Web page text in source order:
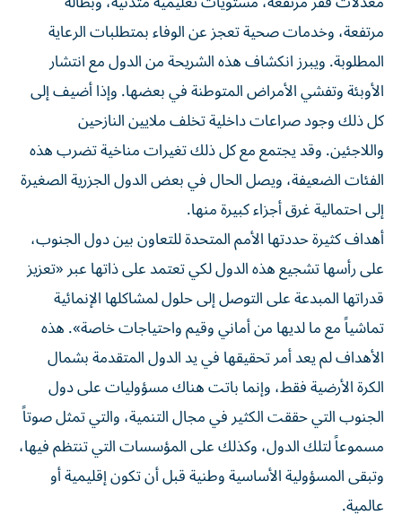
مرتفعة، وخدمات صحية تعجز عن الوفاء بمتطلبات الرعاية
المطلوبة. ويبرز انكشاف هذه الشريحة من الدول مع انتشار
الأوبئة وتفشي الأمراض المتوطنة في بعضها. وإذا أضيف إلى
كل ذلك وجود صراعات داخلية تخلف ملايين النازحين
واللاجئين. وقد يجتمع مع كل ذلك تغيرات مناخية تضرب هذه
الفئات الضعيفة، ويصل الحال في بعض الدول الجزرية الصغيرة
إلى احتمالية غرق أجزاء كبيرة منها.
أهداف كثيرة حددتها الأمم المتحدة للتعاون بين دول الجنوب،
على رأسها تشجيع هذه الدول لكي تعتمد على ذاتها عبر «تعزيز
قدراتها المبدعة على التوصل إلى حلول لمشاكلها الإنمائية
تماشياً مع ما لديها من أماني وقيم واحتياجات خاصة». هذه
الأهداف لم يعد أمر تحقيقها في يد الدول المتقدمة بشمال
الكرة الأرضية فقط، وإنما باتت هناك مسؤوليات على دول
الجنوب التي حققت الكثير في مجال التنمية، والتي تمثل صوتاً
مسموعاً لتلك الدول، وكذلك على المؤسسات التي تنتظم فيها،
وتبقى المسؤولية الأساسية وطنية قبل أن تكون إقليمية أو
عالمية.